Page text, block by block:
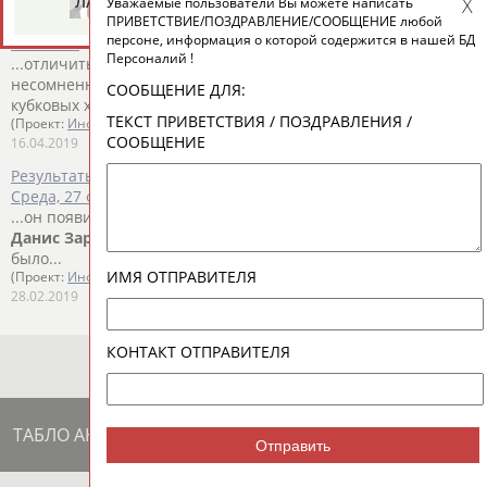
Хоккей. Плей-офф. Финал. ЦСКА (Москва) - "Авангард" (Омск).
Матч №2
...отличиться тремя шайбами в плей-офф. Король тут,
несомненно,Данис Зарипов, на счету которого три
кубковых хет-трика. ...
(Проект: Информационное агентство СТАДИОН)
16.04.2019
Результаты игрового дня регулярного чемпионата КХЛ.
Среда, 27 февраля
...он появился на льду при счёте 0:4. Вернулся в состав и
Данис Зарипов
было...
(Проект: Информационное агентство СТАДИОН
28.02.2019
ТАБЛО АКТИВНОСТИ
ПРИВЕТСТВИЕ/ПОЗДРАВЛЕНИЕ/СООБЩЕНИЕ любой
персоне, информация о которой содержится в нашей БД
Персоналий !
СООБЩЕНИЕ ДЛЯ:
ТЕКСТ ПРИВЕТСТВИЯ / ПОЗДРАВЛЕНИЯ /
СООБЩЕНИЕ
ИМЯ ОТПРАВИТЕЛЯ
КОНТАКТ ОТПРАВИТЕЛЯ
Отправить